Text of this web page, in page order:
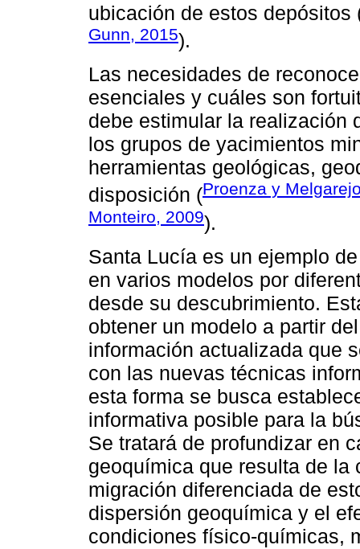
ubicación de estos depósitos
Gunn, 2015).
Las necesidades de
esenciales y cuáles son
debe estimular la realización
los grupos de yacimientos
herramientas geológicas,
disposición (Proenza y
Monteiro, 2009).
Santa Lucía es un ejemplo
en varios modelos por
desde su descubrimiento.
obtener un modelo a partir
información actualizada que
con las nuevas técnicas
esta forma se busca
informativa posible para la
Se tratará de profundizar en
geoquímica que resulta de la
migración diferenciada de
dispersión geoquímica y el
condiciones físico-químicas,